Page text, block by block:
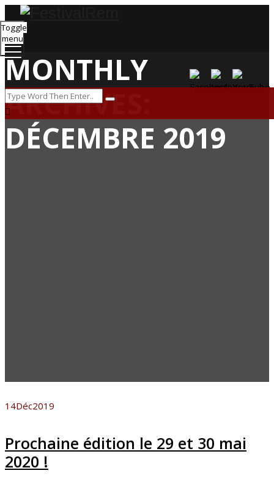
Toggle
menu
MONTHLY
ARCHIVES:
DÉCEMBRE 2019
14Déc2019
Prochaine édition le 29 et 30 mai
2020 !